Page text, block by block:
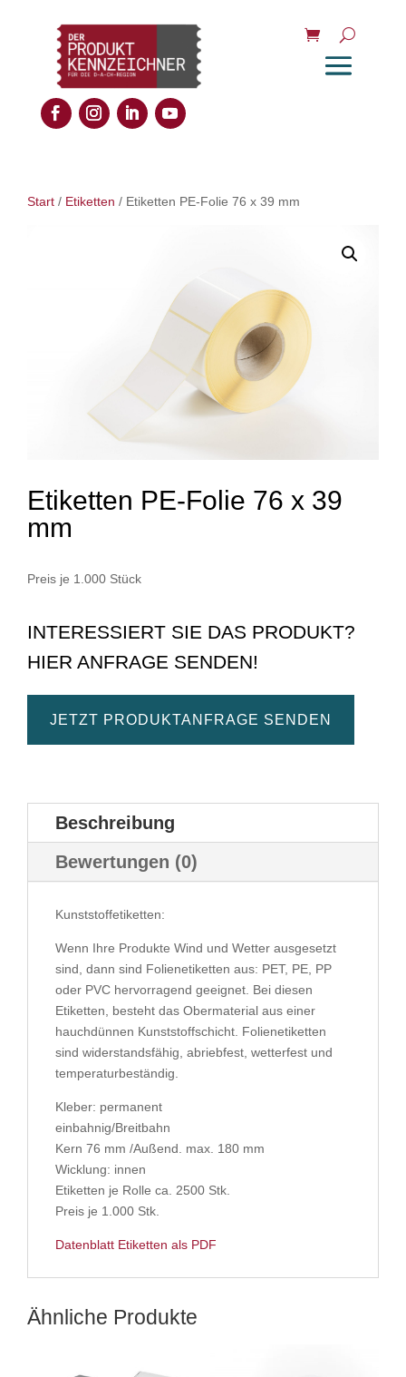
Start / Etiketten / Etiketten PE-Folie 76 x 39 mm
Etiketten PE-Folie 76 x 39
mm
Preis je 1.000 Stück
INTERESSIERT SIE DAS PRODUKT?
HIER ANFRAGE SENDEN!
JETZT PRODUKTANFRAGE SENDEN
Beschreibung
Bewertungen (0)
Kunststoffetiketten:
Wenn Ihre Produkte Wind und Wetter ausgesetzt
sind, dann sind Folienetiketten aus: PET, PE, PP
oder PVC hervorragend geeignet. Bei diesen
Etiketten, besteht das Obermaterial aus einer
hauchdünnen Kunststoffschicht. Folienetiketten
sind widerstandsfähig, abriebfest, wetterfest und
temperaturbeständig.
Kleber: permanent
einbahnig/Breitbahn
Kern 76 mm /Außend. max. 180 mm
Wicklung: innen
Etiketten je Rolle ca. 2500 Stk.
Preis je 1.000 Stk.
Datenblatt Etiketten als PDF
Ähnliche Produkte